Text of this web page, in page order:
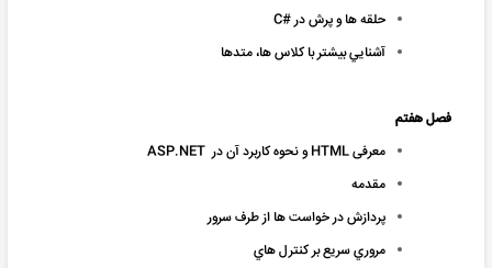
حلقه ها و پرش در #C
آشنايي بيشتر با کلاس ها، متدها
فصل هفتم
معرفی HTML و نحوه کاربرد آن در ASP.NET
مقدمه
پردازش در خواست ها از طرف سرور
مروري سريع بر کنترل هاي